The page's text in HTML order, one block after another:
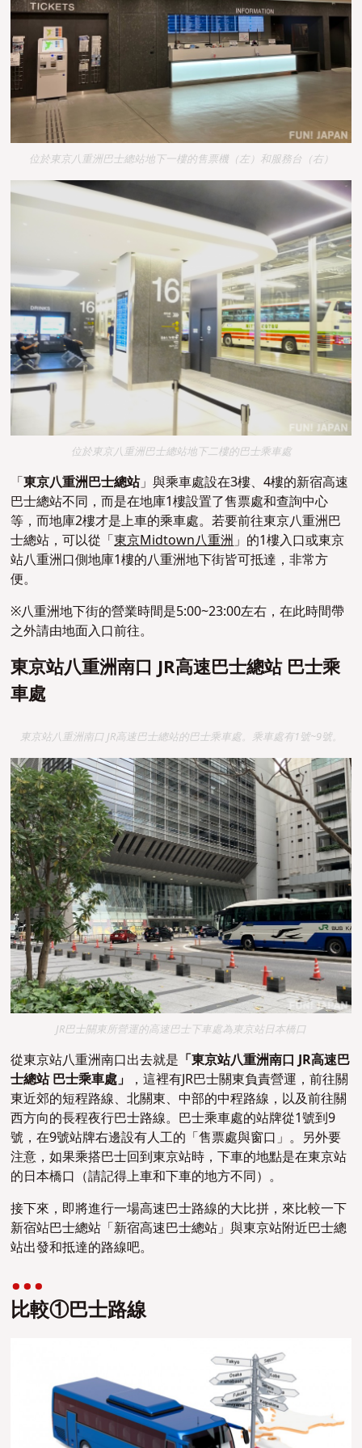
位於東京八重洲巴士總站地下一樓的售票機（左）和服務台（右）
位於東京八重洲巴士總站地下二樓的巴士乘車處
「東京八重洲巴士總站」與乘車處設在3樓、4樓的新宿高速
巴士總站不同，而是在地庫1樓設置了售票處和查詢中心
等，而地庫2樓才是上車的乘車處。若要前往東京八重洲巴
士總站 ，可以從 「東京Midtown八重洲」的1樓入口或東京
站八重洲口側地庫1樓的八重洲地下街皆可抵達，非常方
便。
※八重洲地下街的營業時間是5:00~23:00左右，在此時間帶
之外請由地面入口前往。
東京站八重洲南口 JR高速巴士總站 巴士乘
車處
東京站八重洲南口 JR高速巴士總站的巴士乘車處。乘車處有1號~9號。
JR巴士關東所營運的高速巴士下車處為東京站日本橋口
從東京站八重洲南口出去就是 「東京站八重洲南口 JR高速巴
士總站 巴士乘車處」
，這裡有JR巴士關東負責營運，前往關
東近郊的短程路線、北關東、中部的中程路線，以及前往關
西方向的長程夜行巴士路線。巴士乘車處的站牌從1號到9
號 ，在9號站牌右邊設有人工的「售票處與窗口」。另外要
注意，如果乘搭巴士回到東京站時，下車的地點是在東京站
的日本橋口（請記得上車和下車的地方不同）。
接下來，即將進行一場高速巴士路線的大比拼，來比較一下
新宿站巴士總站「新宿高速巴士總站」與東京站附近巴士總
站出發和抵達的路線吧。
比較①巴士路線